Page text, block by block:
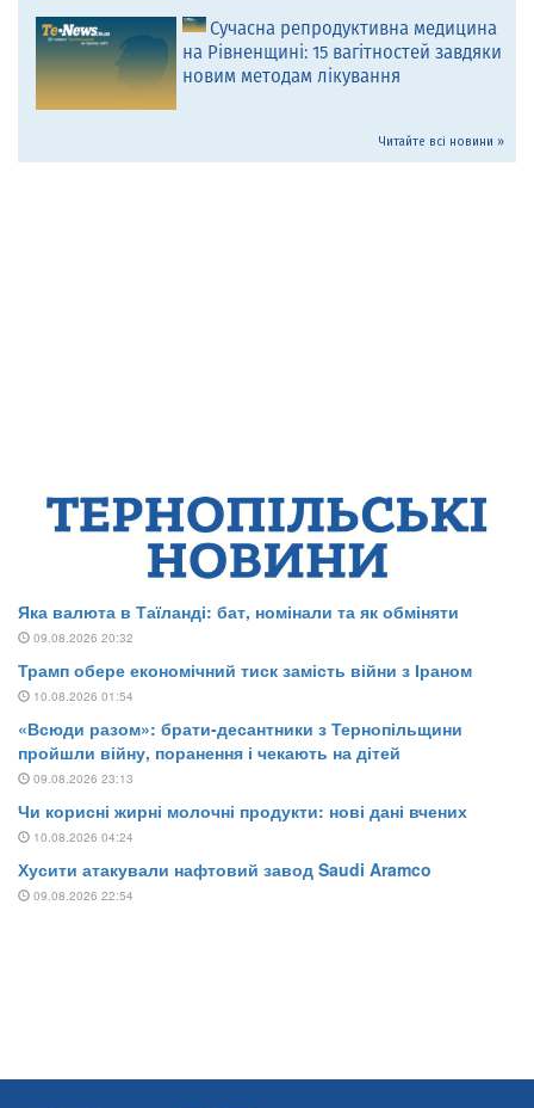
Сучасна репродуктивна медицина
на Рівненщині: 15 вагітностей завдяки
новим методам лікування
Читайте всі новини »